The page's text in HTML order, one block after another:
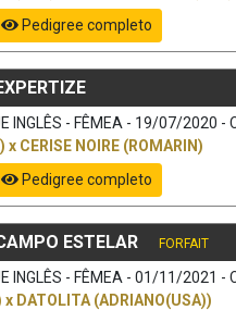
Pedigree completo
INGLÊS - FÊMEA - 19/07/2020 -
x CERISE NOIRE (ROMARIN)
Pedigree completo
ESTELAR FORFAIT
INGLÊS - FÊMEA - 01/11/2021 -
x DATOLITA (ADRIANO(USA))